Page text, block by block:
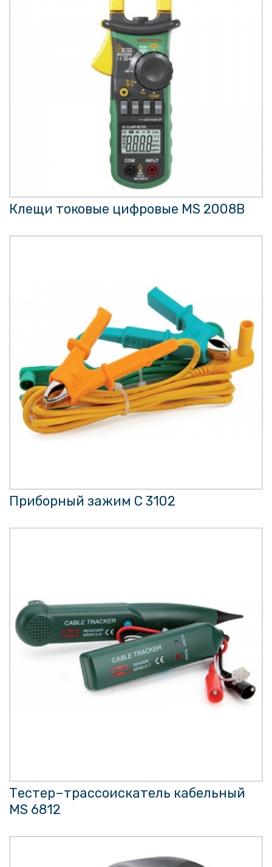
Клещи токовые цифровые MS 2008B
Приборный зажим C 3102
Тестер–трассоискатель кабельный
MS 6812